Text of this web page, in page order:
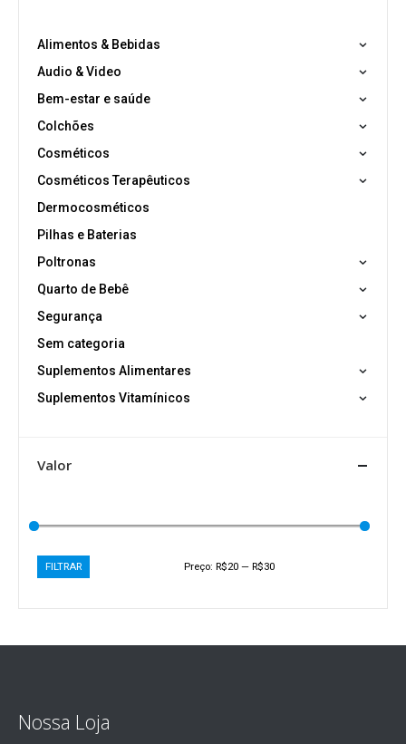
Alimentos & Bebidas
Audio & Video
Bem-estar e saúde
Colchões
Cosméticos
Cosméticos Terapêuticos
Dermocosméticos
Pilhas e Baterias
Poltronas
Quarto de Bebê
Segurança
Sem categoria
Suplementos Alimentares
Suplementos Vitamínicos
Valor
FILTRAR Preço:R$20 —R$30
Nossa Loja